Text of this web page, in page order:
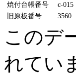
焼付台帳番号
c-015
旧原板番号
3560
このデ
れてい